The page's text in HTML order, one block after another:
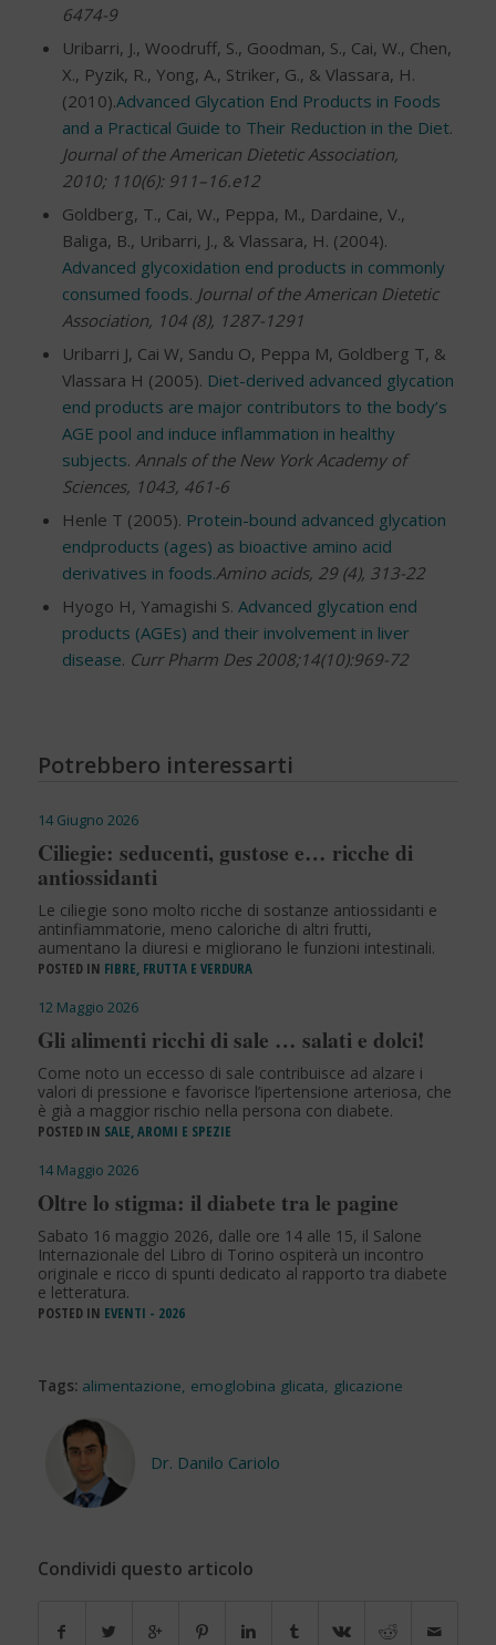
6474-9
Uribarri, J., Woodruff, S., Goodman, S., Cai, W., Chen,
X., Pyzik, R., Yong, A., Striker, G., & Vlassara, H.
(2010).Advanced Glycation End Products in Foods
and a Practical Guide to Their Reduction in the Diet.
Journal of the American Dietetic Association,
2010; 110(6): 911–16.e12
Goldberg, T., Cai, W., Peppa, M., Dardaine, V.,
Baliga, B., Uribarri, J., & Vlassara, H. (2004).
Advanced glycoxidation end products in commonly
consumed foods. Journal of the American Dietetic
Association, 104 (8), 1287-1291
Uribarri J, Cai W, Sandu O, Peppa M, Goldberg T, &
Vlassara H (2005). Diet-derived advanced glycation
end products are major contributors to the body’s
AGE pool and induce inflammation in healthy
subjects. Annals of the New York Academy of
Sciences, 1043, 461-6
Henle T (2005). Protein-bound advanced glycation
endproducts (ages) as bioactive amino acid
derivatives in foods.Amino acids, 29 (4), 313-22
Hyogo H, Yamagishi S. Advanced glycation end
products (AGEs) and their involvement in liver
disease. Curr Pharm Des 2008;14(10):969-72
Potrebbero interessarti
14 Giugno 2026
Ciliegie: seducenti, gustose e… ricche di
antiossidanti
Le ciliegie sono molto ricche di sostanze antiossidanti e
antinfiammatorie, meno caloriche di altri frutti,
aumentano la diuresi e migliorano le funzioni intestinali.
POSTED IN FIBRE, FRUTTA E VERDURA
12 Maggio 2026
Gli alimenti ricchi di sale … salati e dolci!
Come noto un eccesso di sale contribuisce ad alzare i
valori di pressione e favorisce l’ipertensione arteriosa, che
è già a maggior rischio nella persona con diabete.
POSTED IN SALE, AROMI E SPEZIE
14 Maggio 2026
Oltre lo stigma: il diabete tra le pagine
Sabato 16 maggio 2026, dalle ore 14 alle 15, il Salone
Internazionale del Libro di Torino ospiterà un incontro
originale e ricco di spunti dedicato al rapporto tra diabete
e letteratura.
POSTED IN EVENTI - 2026
Tags: alimentazione, emoglobina glicata, glicazione
Dr. Danilo Cariolo
Condividi questo articolo